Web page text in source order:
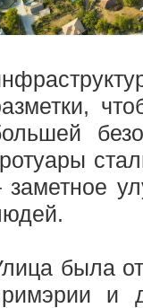
заметное
была
и